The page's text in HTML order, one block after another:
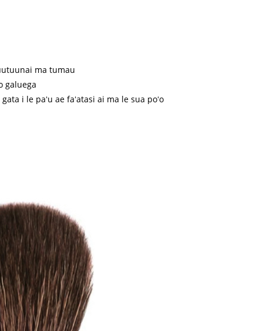
ma tumau
galuega
i le paʻu ae faʻatasi ai ma le sua poʻo